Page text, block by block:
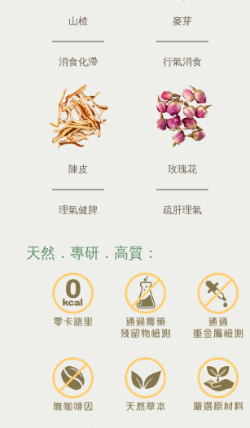
山楂
消食化滯
麥芽
行氣消食
陳皮
理氣健脾
玫瑰花
疏肝理氣
天然．專研．高質：